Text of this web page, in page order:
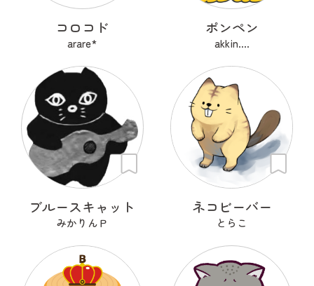
コロコド
arare*
ポンペン
akkin....
ブルースキャット
みかりんＰ
ネコビーバー
とらこ